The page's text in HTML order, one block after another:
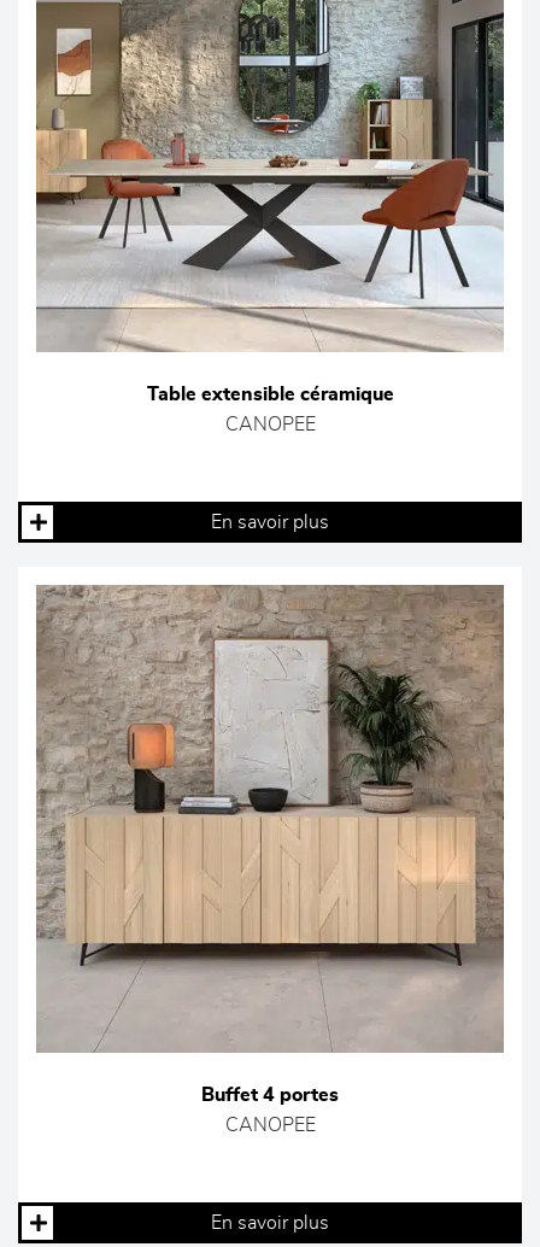
Table extensible céramique
CANOPEE
En savoir plus
Buffet 4 portes
CANOPEE
En savoir plus